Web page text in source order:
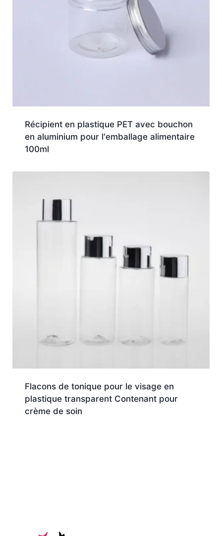
Récipient en plastique PET avec bouchon
en aluminium pour l'emballage alimentaire
100ml
Flacons de tonique pour le visage en
plastique transparent Contenant pour
crème de soin